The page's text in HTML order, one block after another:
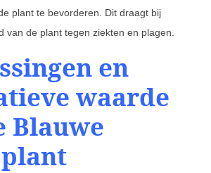
plant te bevorderen. Dit draagt bij
van de plant tegen ziekten en plagen.
en
waarde
Blauwe